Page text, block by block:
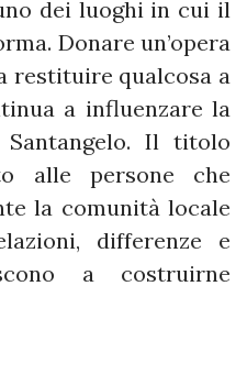
dei luoghi in cui il
Donare un’opera
restituire qualcosa a
a influenzare la
Il titolo
alle persone che
la comunità locale
differenze e
a costruirne